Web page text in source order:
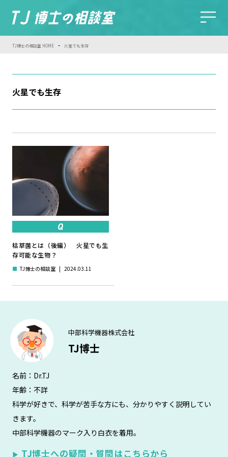
TJ博士の相談室 HOME - 火星でも生存
火星でも生存
枯草菌とは（後編） 火星でも生
存可能な生物？
■ TJ博士の相談室 | 2024.03.11
中部科学機器株式会社
TJ博士
名前：Dr.TJ
年齢：不詳
科学が好きで、科学が苦手な方にも、分かりやすく説明してい
きます。
中部科学機器のマーク入り白衣を着用。
▶ TJ博士への疑問・質問はこちらから